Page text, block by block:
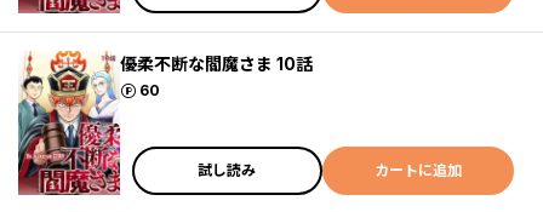
優柔不断な閻魔さま 10話
60
ポイント
試し読み カートに追加